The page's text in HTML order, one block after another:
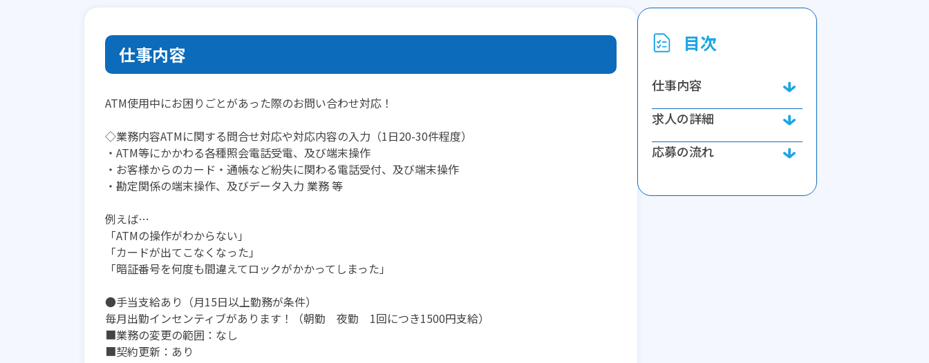
仕事内容
ATM使用中にお困りごとがあった際のお問い合わせ対応！
◇業務内容ATMに関する問合せ対応や対応内容の入力（1日20-30件程度）
・ATM等にかかわる各種照会電話受電、及び端末操作
・お客様からのカード・通帳など紛失に関わる電話受付、及び端末操作
・勘定関係の端末操作、及びデータ入力 業務 等
例えば…
「ATMの操作がわからない」
「カードが出てこなくなった」
「暗証番号を何度も間違えてロックがかかってしまった」
●手当支給あり（月15日以上勤務が条件）
毎月出勤インセンティブがあります！（朝勤 夜勤 1回につき1500円支給）
■業務の変更の範囲：なし
■契約更新：あり
目次
仕事内容
求人の詳細
応募の流れ